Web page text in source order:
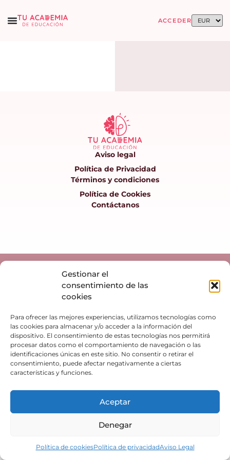
Gestionar el
consentimiento de las
cookies
Para ofrecer las mejores experiencias, utilizamos tecnologías como
las cookies para almacenar y/o acceder a la información del
dispositivo. El consentimiento de estas tecnologías nos permitirá
procesar datos como el comportamiento de navegación o las
identificaciones únicas en este sitio. No consentir o retirar el
consentimiento, puede afectar negativamente a ciertas
características y funciones.
Aceptar
Denegar
Política de cookiesPolítica de privacidadAviso Legal
ACCEDER
Aviso legal
Política de Privacidad
Términos y condiciones
Política de Cookies
Contáctanos